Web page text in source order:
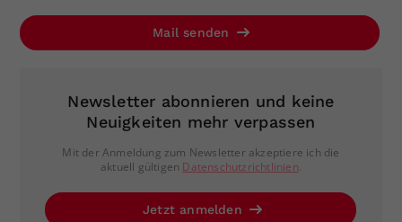
Mail senden
Newsletter abonnieren und keine
Neuigkeiten mehr verpassen
Mit der Anmeldung zum Newsletter akzeptiere ich die
aktuell gültigen Datenschutzrichtlinien.
Jetzt anmelden